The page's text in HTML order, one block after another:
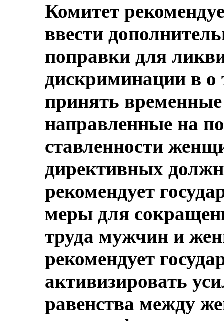
Комитет
ввести
поправки для
дискриминации в
принять
направленные на
ставленности
директивных
рекомендует
меры для
труда мужчин и
рекомендует
активизировать
равенства между